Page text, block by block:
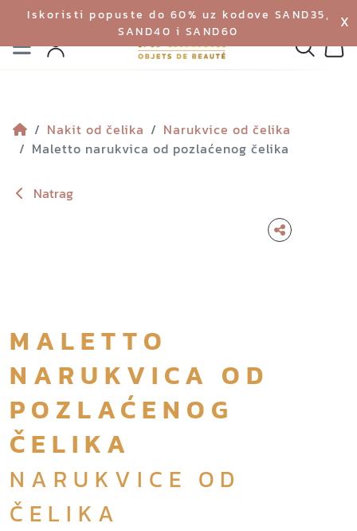
Iskoristi popuste do 60% uz kodove SAND35,
SAND40 i SAND60
X
Izbornik
Profil
Nakit od čelika
Narukvice od čelika
Maletto narukvica od pozlaćenog čelika
Natrag
MALETTO
NARUKVICA OD
POZLAĆENOG
ČELIKA
NARUKVICE OD
ČELIKA